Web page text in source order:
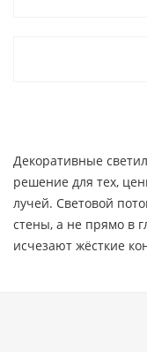
Декоративные
решение для тех,
лучей. Световой
стены, а не прямо в
исчезают жёсткие